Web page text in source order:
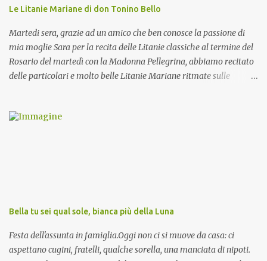
Le Litanie Mariane di don Tonino Bello
Martedi sera, grazie ad un amico che ben conosce la passione di
mia moglie Sara per la recita delle Litanie classiche al termine del
Rosario del martedì con la Madonna Pellegrina, abbiamo recitato
delle particolari e molto belle Litanie Mariane ritmate sulle
preghiera.
Bella tu sei qual sole, bianca più della Luna
Festa dell'assunta in famiglia.Oggi non ci si muove da casa: ci
aspettano cugini, fratelli, qualche sorella, una manciata di nipoti.